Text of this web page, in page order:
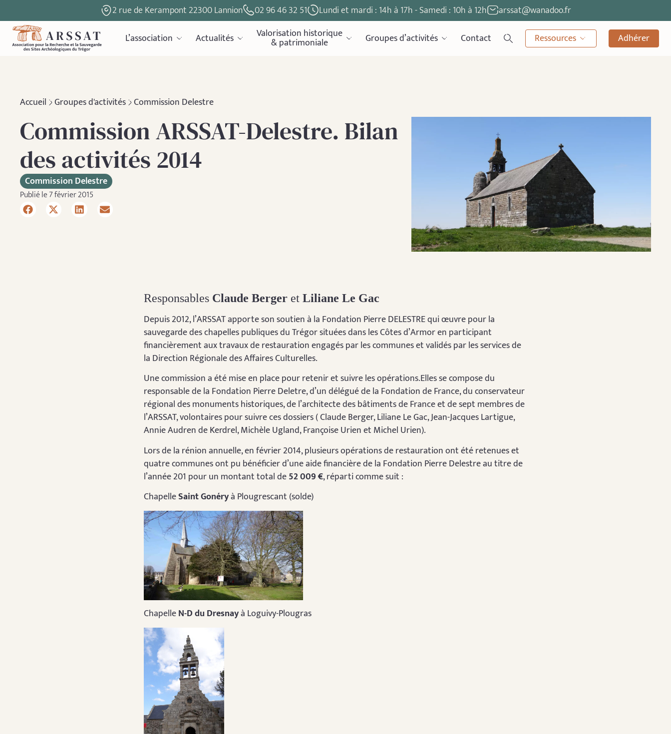
2 rue de Kerampont 22300 Lannion 02 96 46 32 51 Lundi et mardi : 14h à 17h - Samedi : 10h à 12h
arssat@wanadoo.fr
L’association
Actualités Valorisation historique
& patrimoniale Groupes d’activités Contact Ressources Adhérer
Accueil Groupes d'activités Commission Delestre
Commission ARSSAT-Delestre. Bilan
des activités 2014
Commission Delestre
Publié le 7 février 2015
Responsables Claude Berger et Liliane Le Gac
Depuis 2012, l’ARSSAT apporte son soutien à la Fondation Pierre DELESTRE qui œuvre pour la
sauvegarde des chapelles publiques du Trégor situées dans les Côtes d’Armor en participant
financièrement aux travaux de restauration engagés par les communes et validés par les services de
la Direction Régionale des Affaires Culturelles.
Une commission a été mise en place pour retenir et suivre les opérations.Elles se compose du
responsable de la Fondation Pierre Deletre, d’un délégué de la Fondation de France, du conservateur
régional des monuments historiques, de l’architecte des bâtiments de France et de sept membres de
l’ARSSAT, volontaires pour suivre ces dossiers ( Claude Berger, Liliane Le Gac, Jean-Jacques Lartigue,
Annie Audren de Kerdrel, Michèle Ugland, Françoise Urien et Michel Urien).
Lors de la rénion annuelle, en février 2014, plusieurs opérations de restauration ont été retenues et
quatre communes ont pu bénéficier d’une aide financière de la Fondation Pierre Delestre au titre de
l’année 201 pour un montant total de52 009 €, réparti comme suit :
ChapelleSaint Gonéryà Plougrescant (solde)
ChapelleN-D du Dresnayà Loguivy-Plougras